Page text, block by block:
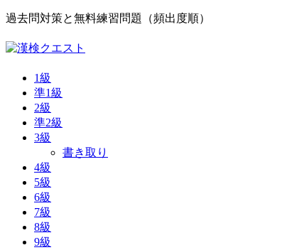
過去問対策と無料練習問題（頻出度順）
1級
準1級
2級
準2級
3級
書き取り
4級
5級
6級
7級
8級
9級